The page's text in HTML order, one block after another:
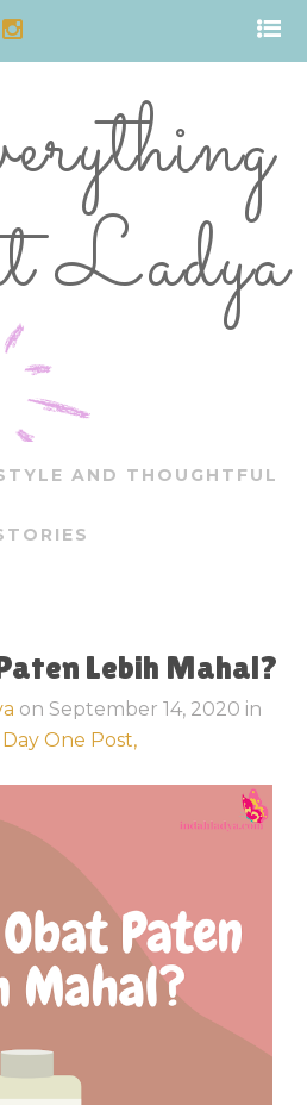
Ladya
AND THOUGHTFUL
Lebih Mahal?
on September 14, 2020 in
One Post,